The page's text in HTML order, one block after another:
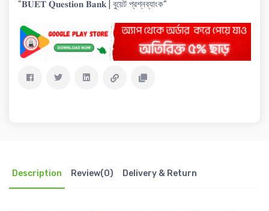
"𝐁𝐔𝐄𝐓 𝐐𝐮𝐞𝐬𝐭𝐢𝐨𝐧 𝐁𝐚𝐧𝐤 | বুয়েট প্রশ্নব্যাংক"
Description Review(0) Delivery & Return